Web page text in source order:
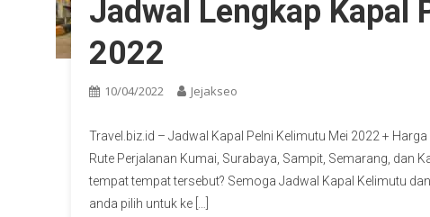
Jadwal Lengkap Kapal
2022
10/04/2022 Jejakseo
Travel.biz.id – Jadwal Kapal Pelni Kelimutu Mei 2022 +
Rute Perjalanan Kumai, Surabaya, Sampit, Semarang, dan
tempat tempat tersebut? Semoga Jadwal Kapal Kelimutu
anda pilih untuk ke […]